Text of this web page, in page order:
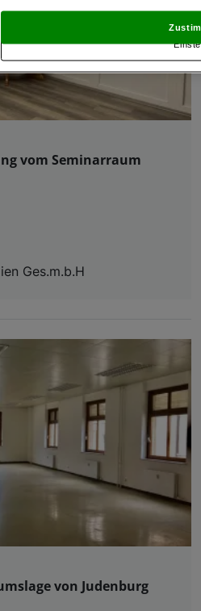
vom Seminarraum
Ges.m.b.H
von Judenburg
und Widerspruch gegen die Verarbeitung auf der
„Cookie Einstellungen“, die sich auf jeder Seite
Wir und unsere Partner verarbeiten
Verwendung genauer Standortdaten.
Liste der Partner (Lieferanten)